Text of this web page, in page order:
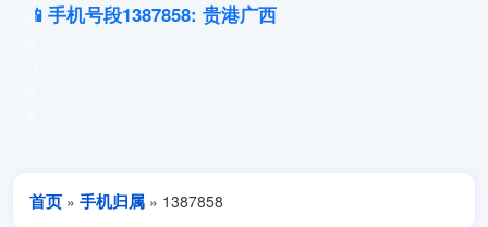
📱手机号段1387858: 贵港广西
首页 » 手机归属 » 1387858